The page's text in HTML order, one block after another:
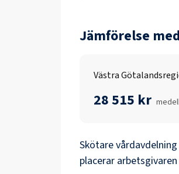
Jämförelse
Västra
28 515 kr
Skötare
placerar